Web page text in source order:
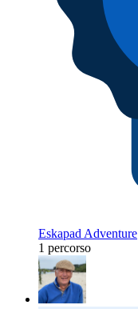
Eskapad Adventure
1 percorso